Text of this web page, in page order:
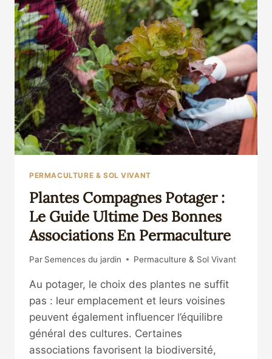
ENTRE
BEAUTÉ
NATURELLE
ET
UTILITÉ
GOURMANDE
PERMACULTURE & SOL VIVANT
Plantes Compagnes Potager :
Le Guide Ultime Des Bonnes
Associations En Permaculture
Par Semences du jardin Permaculture & Sol Vivant
Au potager, le choix des plantes ne suffit
pas : leur emplacement et leurs voisines
peuvent également influencer l’équilibre
général des cultures. Certaines
associations favorisent la biodiversité,